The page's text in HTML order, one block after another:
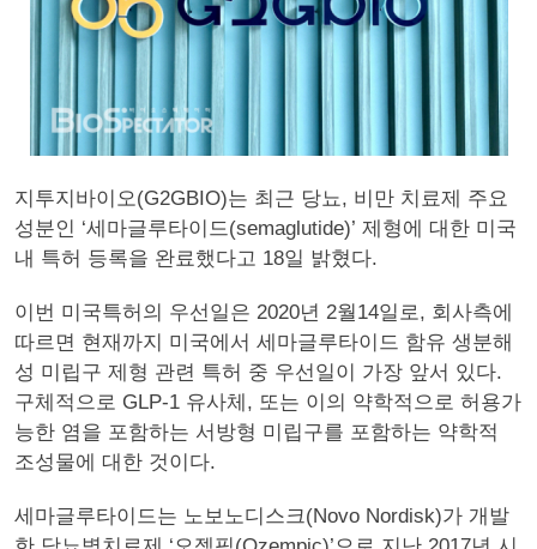
지투지바이오(G2GBIO)는 최근 당뇨, 비만 치료제 주요
성분인 ‘세마글루타이드(semaglutide)’ 제형에 대한 미국
내 특허 등록을 완료했다고 18일 밝혔다.
이번 미국특허의 우선일은 2020년 2월14일로, 회사측에
따르면 현재까지 미국에서 세마글루타이드 함유 생분해
성 미립구 제형 관련 특허 중 우선일이 가장 앞서 있다.
구체적으로 GLP-1 유사체, 또는 이의 약학적으로 허용가
능한 염을 포함하는 서방형 미립구를 포함하는 약학적
조성물에 대한 것이다.
세마글루타이드는 노보노디스크(Novo Nordisk)가 개발